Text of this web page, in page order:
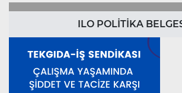
ILO POLİTİKA